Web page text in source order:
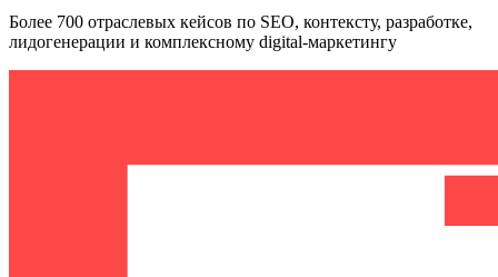
Более 700 отраслевых кейсов по SEO, контексту, разработке,
лидогенерации и комплексному digital-маркетингу